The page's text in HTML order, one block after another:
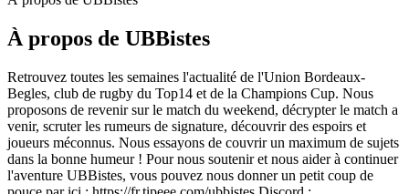
À propos de UBBistes
Retrouvez toutes les semaines l'actualité de l'Union Bordeaux-
Begles, club de rugby du Top14 et de la Champions Cup. Nous
proposons de revenir sur le match du weekend, décrypter le match a
venir, scruter les rumeurs de signature, découvrir des espoirs et
joueurs méconnus. Nous essayons de couvrir un maximum de sujets
dans la bonne humeur ! Pour nous soutenir et nous aider à continuer
l'aventure UBBistes, vous pouvez nous donner un petit coup de